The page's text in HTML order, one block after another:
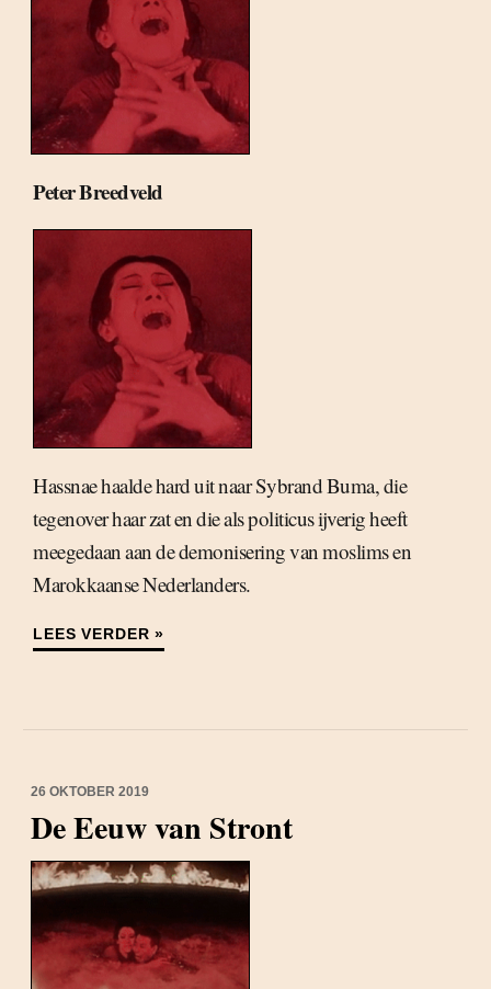
Peter Breedveld
Hassnae haalde hard uit naar Sybrand Buma, die
tegenover haar zat en die als politicus ijverig heeft
meegedaan aan de demonisering van moslims en
Marokkaanse Nederlanders.
LEES VERDER »
26 OKTOBER 2019
De Eeuw van Stront